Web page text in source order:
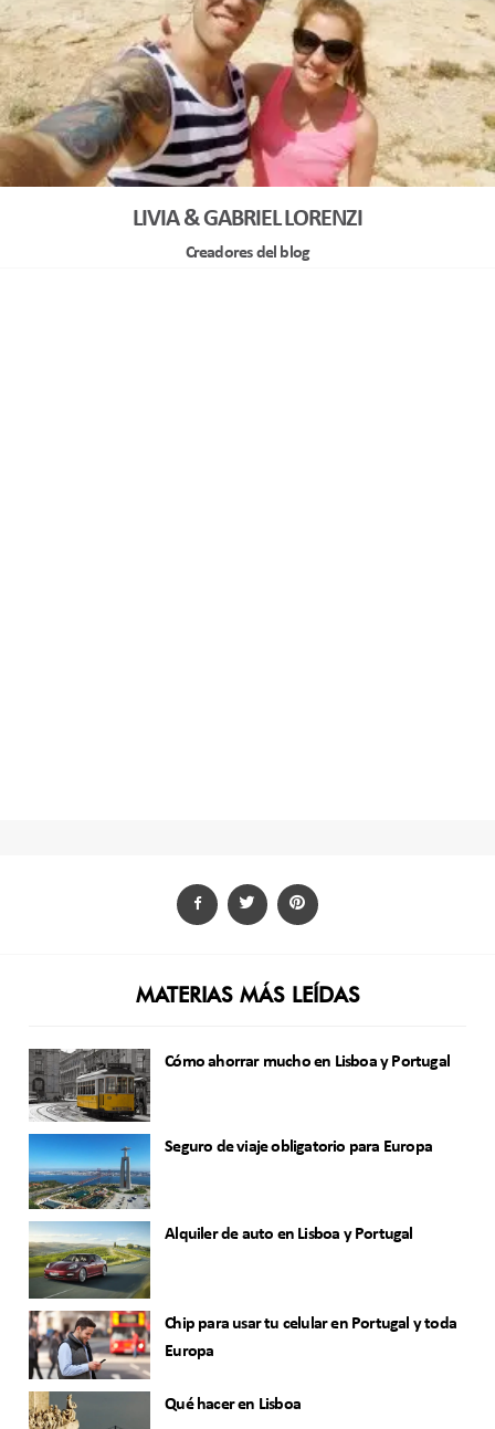
LIVIA & GABRIEL LORENZI
Creadores del blog
MATERIAS MÁS LEÍDAS
Cómo ahorrar mucho en Lisboa y Portugal
Seguro de viaje obligatorio para Europa
Alquiler de auto en Lisboa y Portugal
Chip para usar tu celular en Portugal y toda
Europa
Qué hacer en Lisboa